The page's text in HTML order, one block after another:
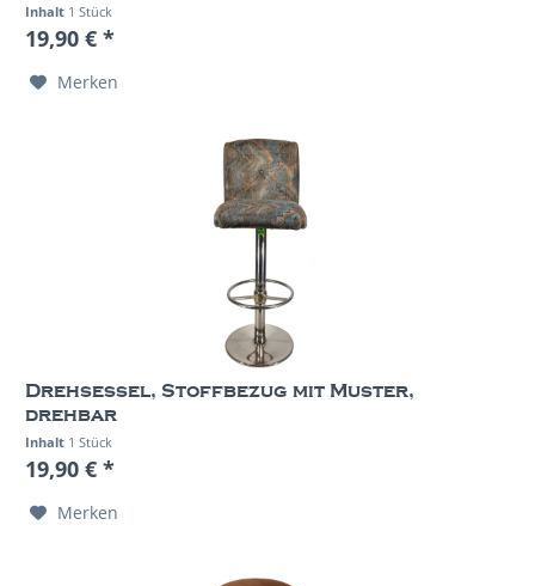
Inhalt 1 Stück
19,90 € *
Merken
Drehsessel, Stoffbezug mit Muster,
drehbar
Inhalt 1 Stück
19,90 € *
Merken